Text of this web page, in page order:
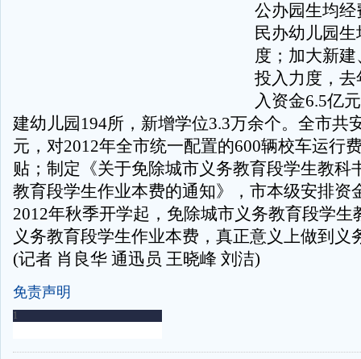
公办园生均
民办幼儿园
度；加大新
投入力度，
入资金6.5亿
建幼儿园194所，新增学位3.3万余个。全市共
元，对2012年全市统一配置的600辆校车运行
贴；制定《关于免除城市义务教育段学生教科
教育段学生作业本费的通知》，市本级安排资
2012年秋季开学起，免除城市义务教育段学生
义务教育段学生作业本费，真正意义上做到义
(记者 肖良华 通迅员 王晓峰 刘洁)
免责声明
-